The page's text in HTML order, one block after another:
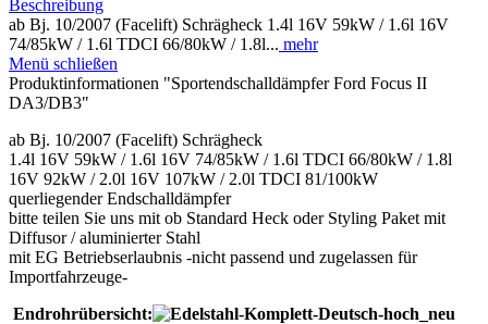
Beschreibung
ab Bj. 10/2007 (Facelift) Schrägheck 1.4l 16V 59kW / 1.6l 16V
74/85kW / 1.6l TDCI 66/80kW / 1.8l... mehr
Menü schließen
Produktinformationen "Sportendschalldämpfer Ford Focus II
DA3/DB3"
ab Bj. 10/2007 (Facelift) Schrägheck
1.4l 16V 59kW / 1.6l 16V 74/85kW / 1.6l TDCI 66/80kW / 1.8l
16V 92kW / 2.0l 16V 107kW / 2.0l TDCI 81/100kW
querliegender Endschalldämpfer
bitte teilen Sie uns mit ob Standard Heck oder Styling Paket mit
Diffusor / aluminierter Stahl
mit EG Betriebserlaubnis -nicht passend und zugelassen für
Importfahrzeuge-
Endrohrübersicht: